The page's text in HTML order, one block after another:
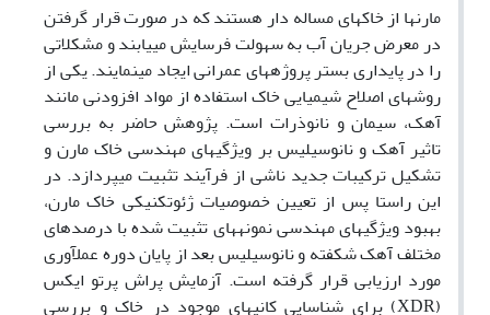
مارن­ها از خاک­های مساله ­دار هستند که در صورت قرار گرفتن
در معرض جریان آب به سهولت فرسایش می­یابند و مشکلاتی
را در پایداری بستر پروژه­های عمرانی ایجاد می­نمایند. یکی از
روش­های اصلاح شیمیایی خاک استفاده از مواد افزودنی مانند
آهک، سیمان و نانوذرات است. پژوهش حاضر به بررسی
تاثیر آهک و نانوسیلیس بر ویژگی­های مهندسی خاک مارن و
تشکیل ترکیبات جدید ناشی از فرآیند تثبیت می­پردازد. در
این راستا پس از تعیین خصوصیات ژئوتکنیکی خاک مارن،
بهبود ویژگی­های مهندسی نمونه­های تثبیت شده با درصدهای
مختلف آهک شکفته و نانوسیلیس بعد از پایان دوره عمل­آوری
مورد ارزیابی قرار گرفته است. آزمایش پراش پرتو ایکس
(
XDR) برای شناسایی کانی­های موجود در خاک و بررسی